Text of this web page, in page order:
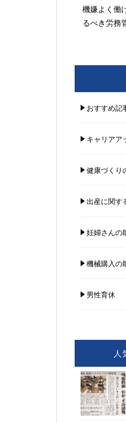
機嫌よく働
るべき労務
おすすめ記
キャリアア
健康づくり
出産に関す
妊婦さんの
機械購入の
男性育休
人